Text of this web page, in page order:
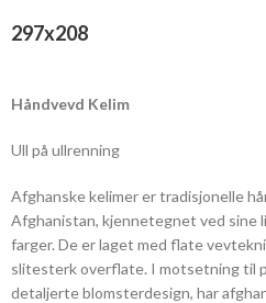
297x208
Håndvevd Kelim
Ull på ullrenning
Afghanske kelimer er tradisjonelle
Afghanistan, kjennetegnet ved sine
farger. De er laget med flate
slitesterk overflate. I motsetning til
detaljerte blomsterdesign, har